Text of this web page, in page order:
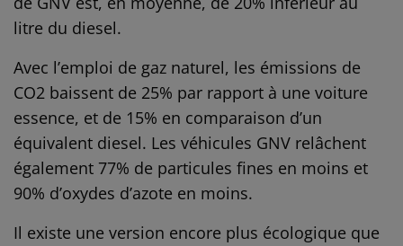
litre du diesel.
Avec l’emploi de gaz naturel, les émissions de
CO2 baissent de 25% par rapport à une voiture
essence, et de 15% en comparaison d’un
équivalent diesel. Les véhicules GNV relâchent
également 77% de particules fines en moins et
90% d’oxydes d’azote en moins.
Il existe une version encore plus écologique que